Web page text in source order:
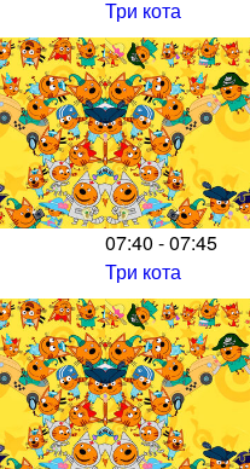
Три кота
07:40 - 07:45
Три кота